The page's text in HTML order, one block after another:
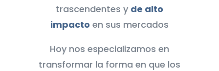
trascendentes y de alto
impacto en sus mercados
Hoy nos especializamos en
transformar la forma en que los